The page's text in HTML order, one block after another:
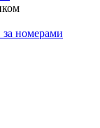
за номерами